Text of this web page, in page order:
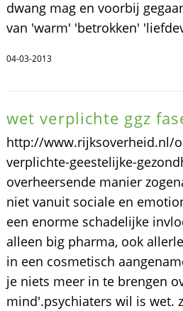
dwang mag en voorbij
van 'warm' 'betrokken'
04-03-2013
wet verplichte ggz
http://www.rijksoverheid.nl/
verplichte-geestelijke-
overheersende manier
niet vanuit sociale en
een enorme schadelijke
alleen big pharma, ook
in een cosmetisch
je niets meer in te brengen
mind'.psychiaters wil is wet.